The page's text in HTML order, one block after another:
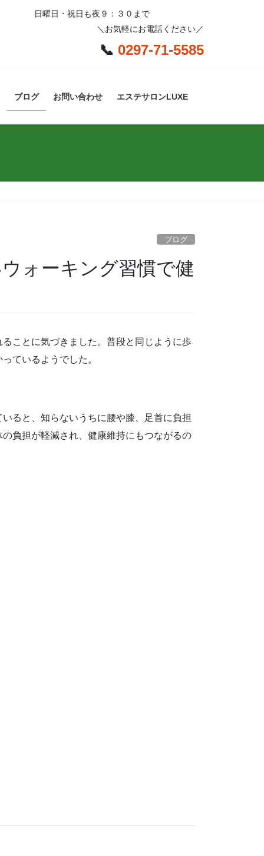
日曜日・祝日も夜９：３０まで
＼お気軽にお電話ください／
📞 0297-71-5585
ブログ お問い合わせ エステサロンLUXE
ブログ
ォーキング習慣で健
ことに気づきました。普段と同じように歩
ているようでした。
ると、知らないうちに腰や膝、足首に負担
負担が軽減され、健康維持にもつながるの